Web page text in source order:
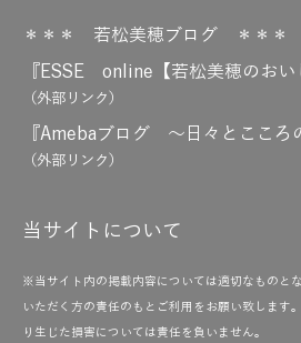
＊＊＊ 若松美穂ブログ ＊＊＊
『ESSE online【若松美穂のおい
（外部リンク）
『Amebaブログ ～日々とこころ
（外部リンク）
当サイトについて
※当サイト内の掲載内容については適切なものと
いただく方の責任のもとご利用をお願い致します
り生じた損害については責任を負いません。